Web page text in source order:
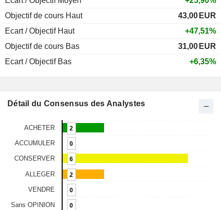
Objectif de cours Haut
43,00 EUR
Ecart / Objectif Haut
+47,51%
Objectif de cours Bas
31,00 EUR
Ecart / Objectif Bas
+6,35%
Détail du Consensus des Analystes